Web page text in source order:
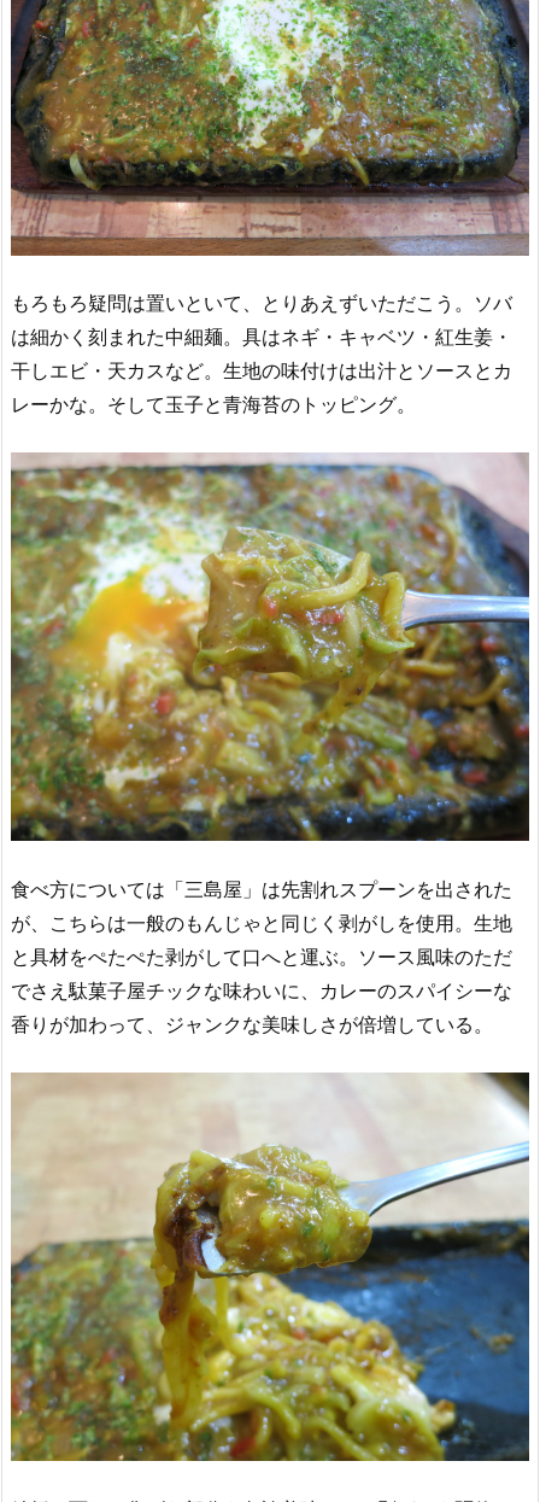
もろもろ疑問は置いといて、とりあえずいただこう。ソバ
は細かく刻まれた中細麺。具はネギ・キャベツ・紅生姜・
干しエビ・天カスなど。生地の味付けは出汁とソースとカ
レーかな。そして玉子と青海苔のトッピング。
食べ方については「三島屋」は先割れスプーンを出された
が、こちらは一般のもんじゃと同じく剥がしを使用。生地
と具材をぺたぺた剥がして口へと運ぶ。ソース風味のただ
でさえ駄菓子屋チックな味わいに、カレーのスパイシーな
香りが加わって、ジャンクな美味しさが倍増している。